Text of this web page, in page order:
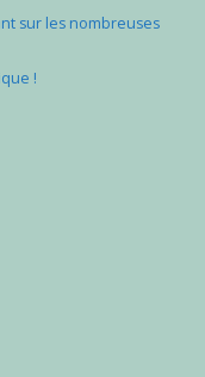
sur les nombreuses
!